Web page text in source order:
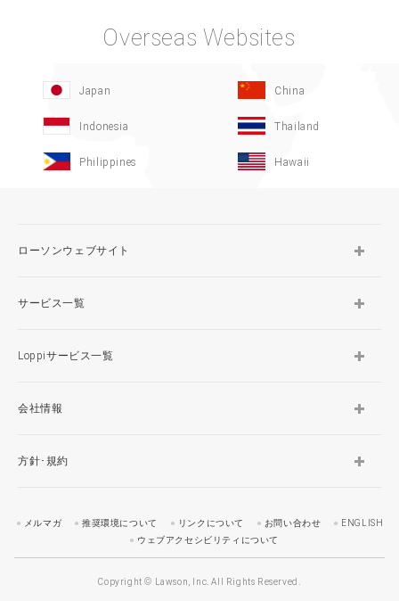
Overseas Websites
Japan China
Indonesia Thailand
Philippines Hawaii
ローソンウェブサイト
サービス一覧
Loppiサービス一覧
会社情報
方針･規約
メルマガ 推奨環境について リンクについて お問い合わせ
ENGLISH
ウェブアクセシビリティについて
Copyright © Lawson, Inc. All Rights Reserved.